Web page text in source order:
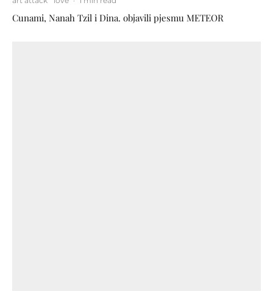
Cunami, Nanah Tzil i Dina. objavili pjesmu METEOR